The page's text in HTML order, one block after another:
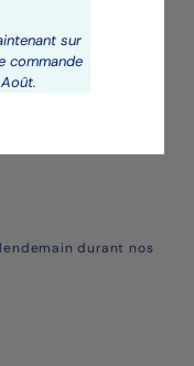
Française
durant nos
sur
commande
Août.